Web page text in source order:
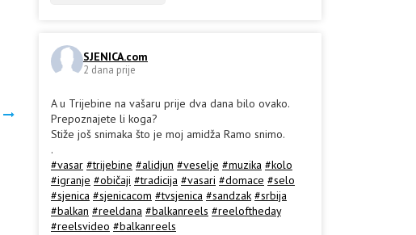
SJENICA.com
2 dana prije
A u Trijebine na vašaru prije dva dana bilo ovako.
Prepoznajete li koga?
Stiže još snimaka što je moj amidža Ramo snimo.
.
#vasar #trijebine #alidjun #veselje #muzika #kolo
#igranje #običaji #tradicija #vasari #domace #selo
#sjenica #sjenicacom #tvsjenica #sandzak #srbija
#balkan #reeldana #balkanreels #reeloftheday
#reelsvideo #balkanreels